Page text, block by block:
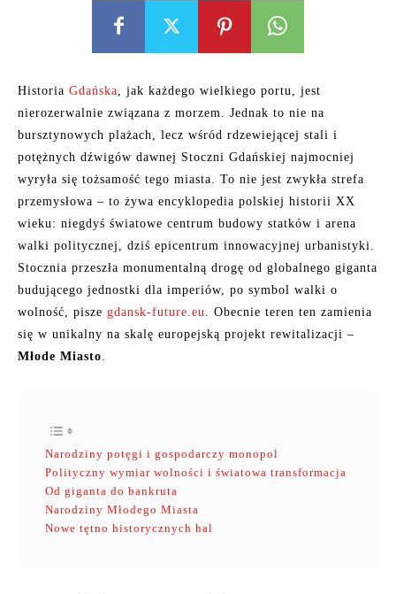
Historia Gdańska, jak każdego wielkiego portu, jest
nierozerwalnie związana z morzem. Jednak to nie na
bursztynowych plażach, lecz wśród rdzewiejącej stali i
potężnych dźwigów dawnej Stoczni Gdańskiej najmocniej
wyryła się tożsamość tego miasta. To nie jest zwykła strefa
przemysłowa – to żywa encyklopedia polskiej historii XX
wieku: niegdyś światowe centrum budowy statków i arena
walki politycznej, dziś epicentrum innowacyjnej urbanistyki.
Stocznia przeszła monumentalną drogę od globalnego giganta
budującego jednostki dla imperiów, po symbol walki o
wolność, pisze gdansk-future.eu. Obecnie teren ten zamienia
się w unikalny na skalę europejską projekt rewitalizacji –
Młode Miasto.
Narodziny potęgi i gospodarczy monopol
Polityczny wymiar wolności i światowa transformacja
Od giganta do bankruta
Narodziny Młodego Miasta
Nowe tętno historycznych hal